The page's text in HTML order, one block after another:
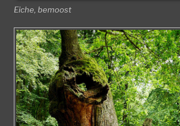
Eiche, bemoost